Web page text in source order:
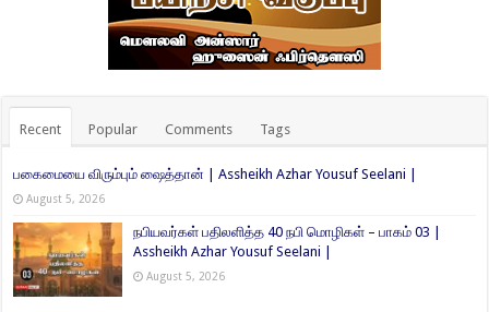
Recent Popular Comments Tags
பகைமையை விரும்பும் ஷைத்தான் | Assheikh Azhar Yousuf Seelani |
August 5, 2026
நபியவர்கள் பதிலளித்த 40 நபி மொழிகள் – பாகம் 03 |
Assheikh Azhar Yousuf Seelani |
August 5, 2026